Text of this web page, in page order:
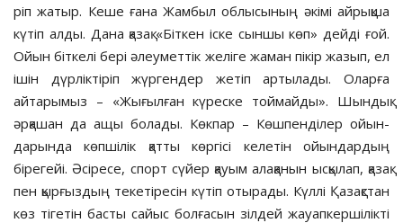
ріп жатыр. Кеше ғана Жамбыл облысының әкімі айрықша
күтіп алды. Дана қазақ «Біт­кен іске сыншы көп» дейді ғой.
Ойын біт­келі бері әлеуметтік желіге жаман пікір жазып, ел
ішін дүрліктіріп жүргендер жетіп артылады. Оларға
айтарымыз – «Жығылған күреске тоймайды». Шындық
әрқашан да ащы болады. Көкпар – Көшпенділер ойын­
дарында көпшілік қатты көргісі келетін ойындардың
бірегейі. Әсіресе, спорт сүйер қауым алақанын ысқылап, қазақ
пен қыр­ғыз­дың текетіресін күтіп отырады. Күллі Қазақстан
көз тігетін басты сайыс болғасын зілдей жауапкершілікті